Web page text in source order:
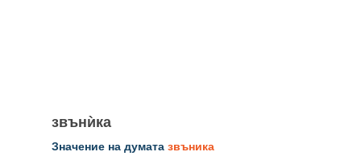
звънѝка
Значение на думата звъника